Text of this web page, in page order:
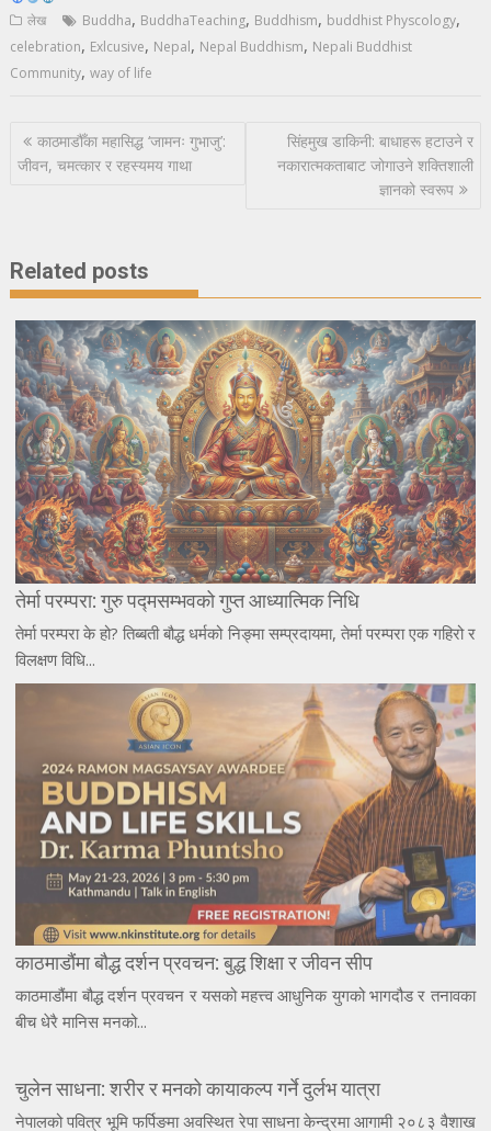
लेख Buddha, BuddhaTeaching, Buddhism, buddhist Physcology,
celebration, Exlcusive, Nepal, Nepal Buddhism, Nepali Buddhist
Community,way of life
Post
navigation
काठमाडौँका महासिद्ध ‘जामनः गुभाजु’:
जीवन, चमत्कार र रहस्यमय गाथा
सिंहमुख डाकिनी: बाधाहरू हटाउने र
नकारात्मकताबाट जोगाउने शक्तिशाली
ज्ञानको स्वरूप
Related posts
तेर्मा परम्परा: गुरु पद्मसम्भवको गुप्त आध्यात्मिक निधि
तेर्मा परम्परा के हो? तिब्बती बौद्ध धर्मको निङ्मा सम्प्रदायमा, तेर्मा परम्परा एक गहिरो र
विलक्षण विधि...
काठमाडौंमा बौद्ध दर्शन प्रवचन: बुद्ध शिक्षा र जीवन सीप
काठमाडौंमा बौद्ध दर्शन प्रवचन र यसको महत्त्व आधुनिक युगको भागदौड र तनावका
बीच धेरै मानिस मनको...
चुलेन साधना: शरीर र मनको कायाकल्प गर्ने दुर्लभ यात्रा
नेपालको पवित्र भूमि फर्पिङमा अवस्थित रेपा साधना केन्द्रमा आगामी २०८३ वैशाख